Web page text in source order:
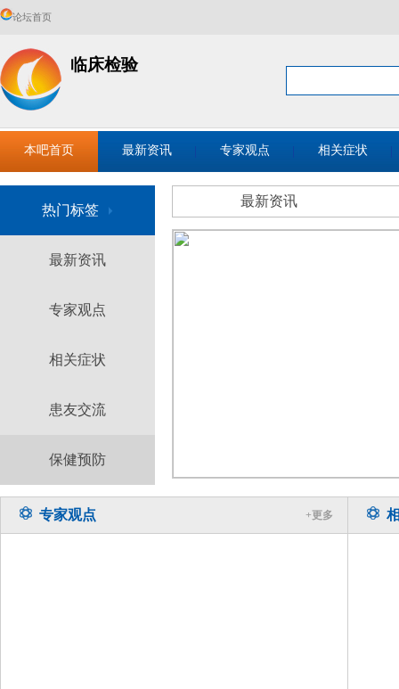
论坛首页
临床检验
本吧首页 最新资讯 专家观点 相关症状
热门标签
最新资讯
专家观点
相关症状
患友交流
保健预防
最新资讯
专家观点 +更多